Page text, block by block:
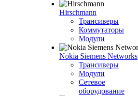
Hirschmann
Трансиверы
Коммутаторы
Модули
Nokia Siemens Networks
Трансиверы
Модули
Сетевое
оборудование